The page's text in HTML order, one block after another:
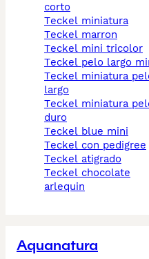
corto
teckel miniatura
teckel marron
teckel mini tricolor
teckel pelo largo
teckel miniatura pelo
largo
teckel miniatura pelo
duro
teckel blue mini
teckel con pedigree
teckel atigrado
teckel chocolate
arlequin
Aquanatura